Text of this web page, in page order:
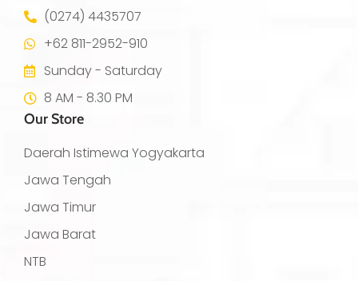
(0274) 4435707
+62 811-2952-910
Sunday - Saturday
8 AM - 8.30 PM
Our Store
Daerah Istimewa Yogyakarta
Jawa Tengah
Jawa Timur
Jawa Barat
NTB